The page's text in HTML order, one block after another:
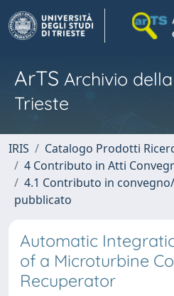
ArTS Archivio
Trieste
IRIS
Catalogo Prodotti
4 Contributo in Atti
4.1 Contributo in
pubblicato
Automatic
of a Microturbine
Recuperator